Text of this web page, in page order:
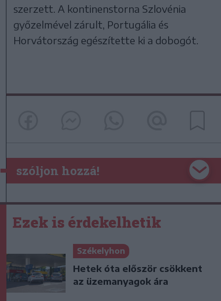
szerzett. A kontinenstorna Szlovénia
győzelmével zárult, Portugália és
Horvátország egészítette ki a dobogót.
szóljon hozzá!
Ezek is érdekelhetik
Székelyhon
Hetek óta először csökkent
az üzemanyagok ára